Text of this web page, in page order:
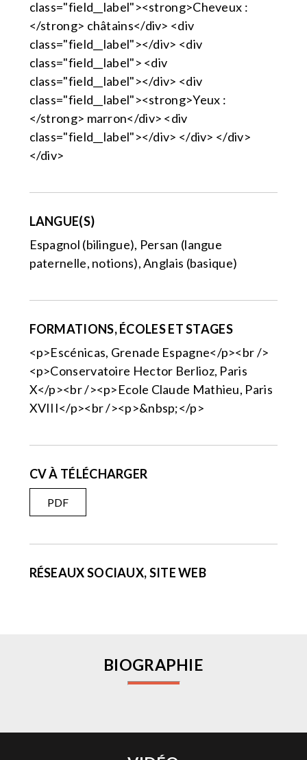
class="field__label"><strong>Cheveux :
</strong> châtains</div> <div
class="field__label"></div> <div
class="field__label"> <div
class="field__label"></div> <div
class="field__label"><strong>Yeux :
</strong> marron</div> <div
class="field__label"></div> </div> </div>
</div>
LANGUE(S)
Espagnol (bilingue), Persan (langue
paternelle, notions), Anglais (basique)
FORMATIONS, ÉCOLES ET STAGES
<p>Escénicas, Grenade Espagne</p><br />
<p>Conservatoire Hector Berlioz, Paris
X</p><br /><p>Ecole Claude Mathieu, Paris
XVIII</p><br /><p>&nbsp;</p>
CV À TÉLÉCHARGER
PDF
RÉSEAUX SOCIAUX, SITE WEB
BIOGRAPHIE